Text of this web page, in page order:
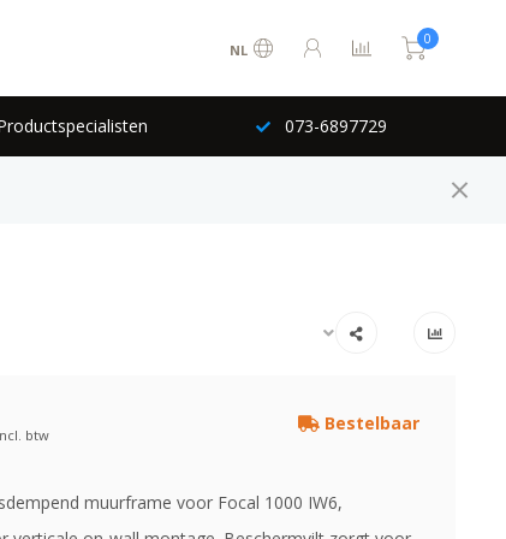
NL
0
073-6897729
btw
Bestelbaar
muurframe voor Focal 1000 IW6,